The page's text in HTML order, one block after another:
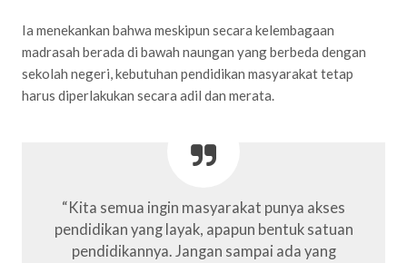
Ia menekankan bahwa meskipun secara kelembagaan
madrasah berada di bawah naungan yang berbeda dengan
sekolah negeri, kebutuhan pendidikan masyarakat tetap
harus diperlakukan secara adil dan merata.
“Kita semua ingin masyarakat punya akses
pendidikan yang layak, apapun bentuk satuan
pendidikannya. Jangan sampai ada yang